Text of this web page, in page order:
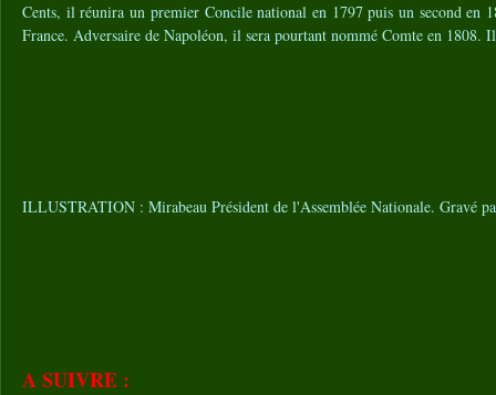
Cents, il réunira un premier Concile national en 1797 puis un second en
France. Adversaire de Napoléon, il sera pourtant nommé Comte en 1808.
ILLUSTRATION : Mirabeau Président de l'Assemblée Nationale. Gravé
A SUIVRE :